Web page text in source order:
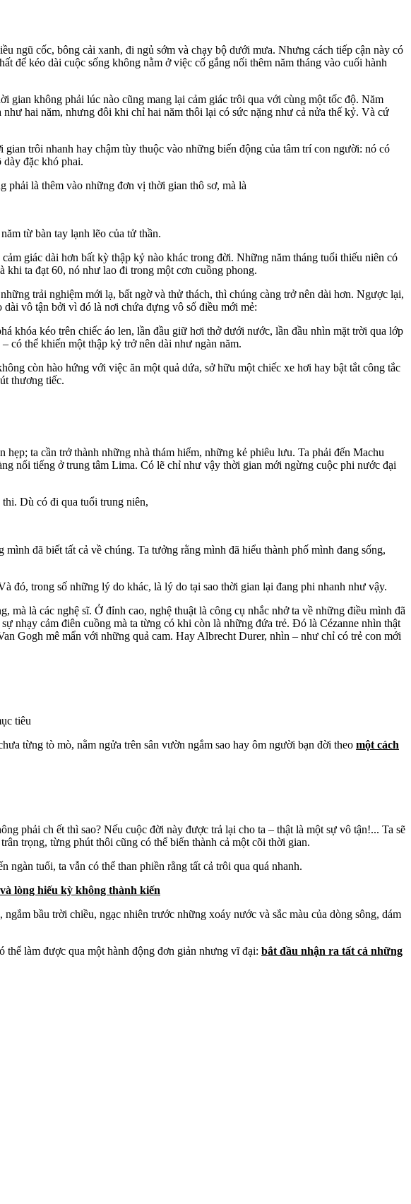
ngũ cốc, bông cải xanh, đi ngủ sớm và chạy bộ dưới mưa. Nhưng cách tiếp cận này có
để kéo dài cuộc sống không nằm ở việc cố gắng nối thêm năm tháng vào cuối hành
gian không phải lúc nào cũng mang lại cảm giác trôi qua với cùng một tốc độ. Năm
hai năm, nhưng đôi khi chỉ hai năm thôi lại có sức nặng như cả nửa thế kỷ. Và cứ
trôi nhanh hay chậm tùy thuộc vào những biến động của tâm trí con người: nó có
đặc khó phai.
phải là thêm vào những đơn vị thời gian thô sơ, mà là
từ bàn tay lạnh lẽo của tử thần.
giác dài hơn bất kỳ thập kỷ nào khác trong đời. Những năm tháng tuổi thiếu niên có
ta đạt 60, nó như lao đi trong một cơn cuồng phong.
trải nghiệm mới lạ, bất ngờ và thử thách, thì chúng càng trở nên dài hơn. Ngược lại,
vô tận bởi vì đó là nơi chứa đựng vô số điều mới mẻ:
khóa kéo trên chiếc áo len, lần đầu giữ hơi thở dưới nước, lần đầu nhìn mặt trời qua lớp
có thể khiến một thập kỷ trở nên dài như ngàn năm.
còn hào hứng với việc ăn một quả dứa, sở hữu một chiếc xe hơi hay bật tắt công tắc
thương tiếc.
ta cần trở thành những nhà thám hiểm, những kẻ phiêu lưu. Ta phải đến Machu
nổi tiếng ở trung tâm Lima. Có lẽ chỉ như vậy thời gian mới ngừng cuộc phi nước đại
Dù có đi qua tuổi trung niên,
đã biết tất cả về chúng. Ta tưởng rằng mình đã hiểu thành phố mình đang sống,
đó, trong số những lý do khác, là lý do tại sao thời gian lại đang phi nhanh như vậy.
là các nghệ sĩ. Ở đỉnh cao, nghệ thuật là công cụ nhắc nhở ta về những điều mình đã
nhạy cảm điên cuồng mà ta từng có khi còn là những đứa trẻ. Đó là Cézanne nhìn thật
Gogh mê mẩn với những quả cam. Hay Albrecht Durer, nhìn – như chỉ có trẻ con mới
tiêu
từng tò mò, nằm ngửa trên sân vườn ngắm sao hay ôm người bạn đời theo một cách
phải ch ết thì sao? Nếu cuộc đời này được trả lại cho ta – thật là một sự vô tận!... Ta sẽ
trọng, từng phút thôi cũng có thể biến thành cả một cõi thời gian.
tuổi, ta vẫn có thể than phiền rằng tất cả trôi qua quá nhanh.
lòng hiếu kỳ không thành kiến
bầu trời chiều, ngạc nhiên trước những xoáy nước và sắc màu của dòng sông, dám
thể làm được qua một hành động đơn giản nhưng vĩ đại: bắt đầu nhận ra tất cả những